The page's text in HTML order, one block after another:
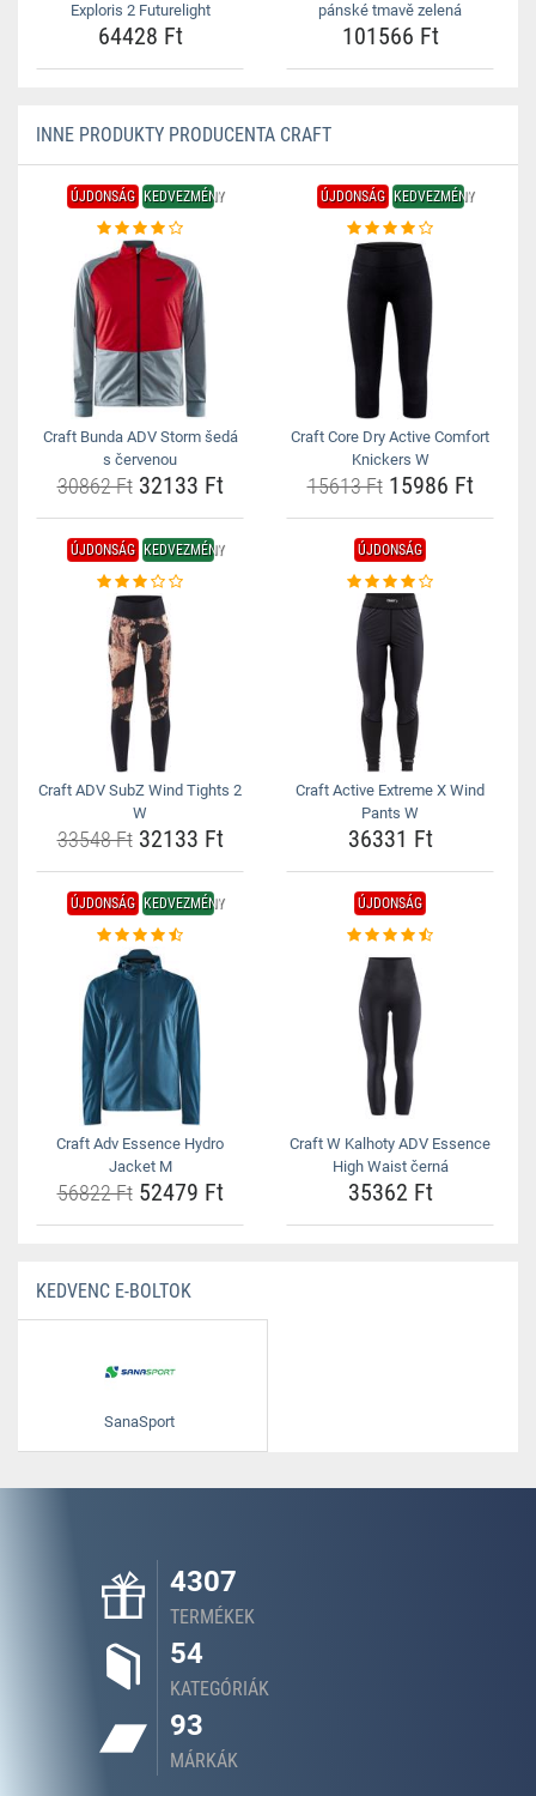
Exploris 2 Futurelight
64428 Ft
pánské tmavě zelená
101566 Ft
INNE PRODUKTY PRODUCENTA CRAFT
ÚJDONSÁG KEDVEZMÉNY
Craft Bunda ADV Storm šedá
s červenou
30862 Ft32133 Ft
ÚJDONSÁG KEDVEZMÉNY
Craft Core Dry Active Comfort
Knickers W
15613 Ft15986 Ft
ÚJDONSÁG KEDVEZMÉNY
Craft ADV SubZ Wind Tights 2
W
33548 Ft32133 Ft
ÚJDONSÁG
Craft Active Extreme X Wind
Pants W
36331 Ft
ÚJDONSÁG KEDVEZMÉNY
Craft Adv Essence Hydro
Jacket M
56822 Ft52479 Ft
ÚJDONSÁG
Craft W Kalhoty ADV Essence
High Waist černá
35362 Ft
KEDVENC E-BOLTOK
SanaSport
4307
TERMÉKEK
54
KATEGÓRIÁK
93
MÁRKÁK